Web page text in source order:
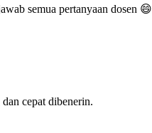
semua pertanyaan dosen 😄
cepat dibenerin.